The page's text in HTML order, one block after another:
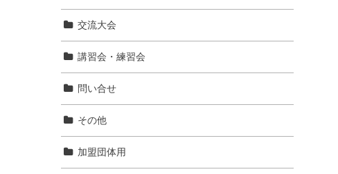
交流大会
講習会・練習会
問い合せ
その他
加盟団体用